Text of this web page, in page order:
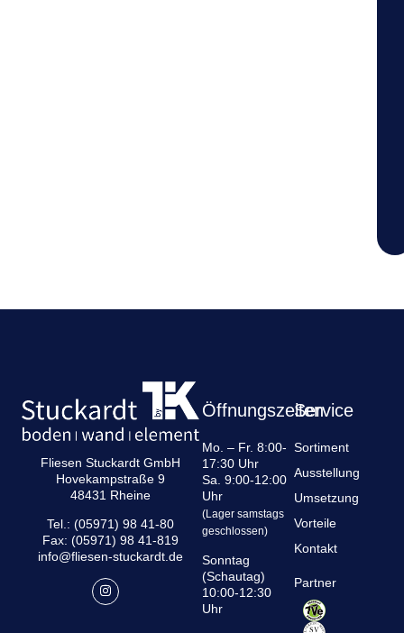
Fliesen Stuckardt GmbH
Hovekampstraße 9
48431 Rheine
Tel.: (05971) 98 41-80
Fax: (05971) 98 41-819
info@fliesen-stuckardt.de
Öffnungszeiten
Mo. – Fr. 8:00-
17:30 Uhr
Sa. 9:00-12:00
Uhr
(Lager samstags
geschlossen)
Sonntag
(Schautag)
10:00-12:30
Uhr
Service
Sortiment
Ausstellung
Umsetzung
Vorteile
Kontakt
Partner